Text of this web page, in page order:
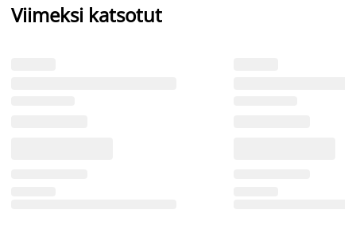
Viimeksi katsotut